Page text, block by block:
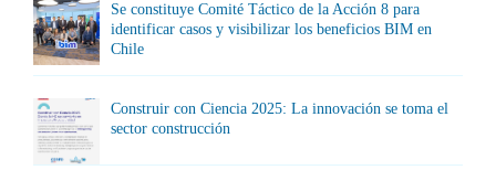
Se constituye Comité Táctico de la Acción 8 para
identificar casos y visibilizar los beneficios BIM en
Chile
Construir con Ciencia 2025: La innovación se toma el
sector construcción